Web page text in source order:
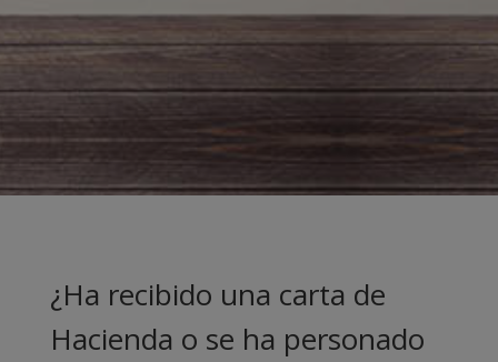
¿Ha recibido una carta de
Hacienda o se ha personado